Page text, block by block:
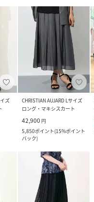
ズ
CHRISTIAN AUJARD Lサイズ
ロング・マキシスカート
42,900 円
5,850ポイント(15%ポイント
バック)